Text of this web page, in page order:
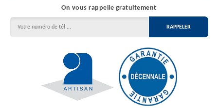
On vous rappelle gratuitement